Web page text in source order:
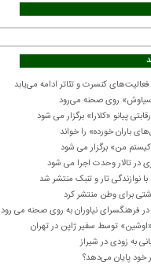
کنسرت و تئاتر ادامه می‌یابد
روی صحنه می‌رود
پیانو «کلارا» برگزار می شود
باران خورده» را خواند
من» برگزار می شود
در تالار وحدت اجرا می شود
نوازندگی تار و تنبک منتشر شد
برای وطن منتشر کرد
در فرهنگسرای نیاوران به روی صحنه می رود
توسط سفیر ژاپن در تهران
به زودی در شیراز
خود پایان می‌دهد؟